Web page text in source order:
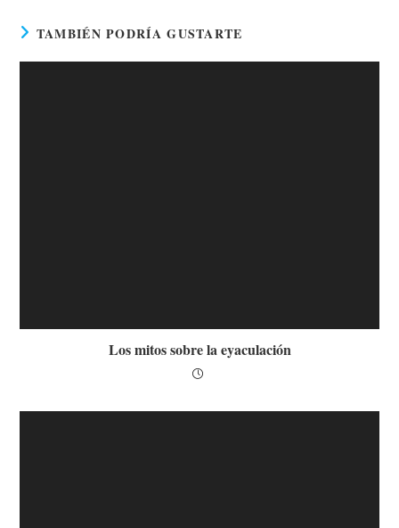
TAMBIÉN PODRÍA GUSTARTE
Los mitos sobre la eyaculación